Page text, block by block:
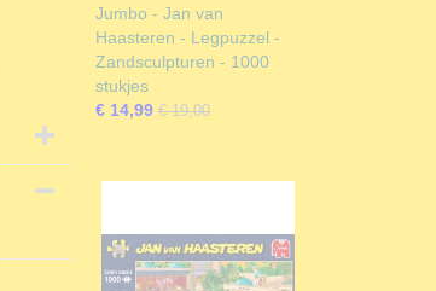
Jumbo - Jan van
Haasteren - Legpuzzel -
Zandsculpturen - 1000
stukjes
€ 14,99 € 19,00